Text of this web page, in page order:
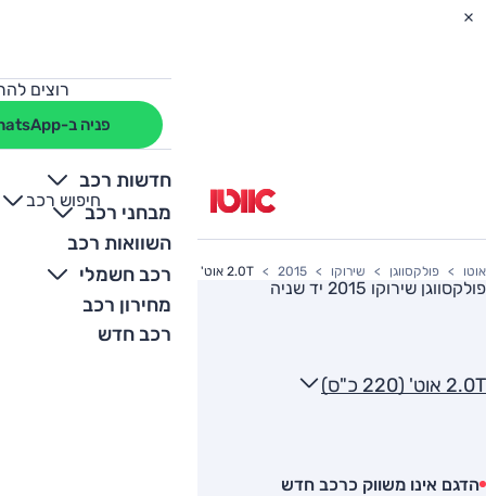
רוצים
פניה ב-WhatsApp
חדשות רכב
מבחני רכב
השוואות רכב
רכב חשמלי
מחירון רכב
רכב חדש
חיפוש רכב
+
-
אוטו פולקסווגן שירוקו 2015 2.0T אוט' (220 כ"ס)
פולקסווגן שירוקו 2015 יד שניה
2.0T אוט' (220 כ"ס)
הדגם אינו משווק כרכב חדש